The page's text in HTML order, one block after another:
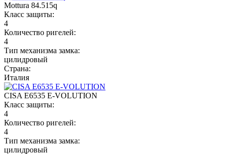
Mottura 84.515q
Класс защиты:
4
Количество ригелей:
4
Тип механизма замка:
цилидровый
Страна:
Италия
CISA E6535 E-VOLUTION
Класс защиты:
4
Количество ригелей:
4
Тип механизма замка:
цилидровый